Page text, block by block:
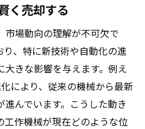
確認方法
目視で確認
見と対処法
者評価の活用
するべき項目
ポート体制
く売却する
場動向の理解が不可欠で
、特に新技術や自動化の進
きな影響を与えます。例え
により、従来の機械から最新
んでいます。こうした動き
工作機械が現在どのような位